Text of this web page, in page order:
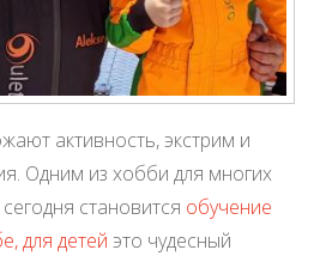
активность, экстрим и
Одним из хобби для многих
становится обучение
для детей это чудесный